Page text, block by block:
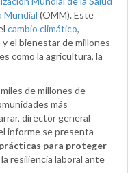
Mundial (OMM). Este
cambio climático,
el bienestar de millones
como la agricultura, la
de millones de
más
director general
informe se presenta
para proteger
resiliencia laboral ante